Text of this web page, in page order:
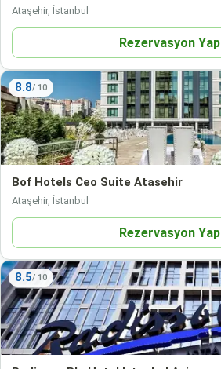
Ataşehir, İstanbul
Rezervasyon Yap
8.8
Bof Hotels Ceo Suite Atasehir
Ataşehir, İstanbul
Rezervasyon Yap
8.5